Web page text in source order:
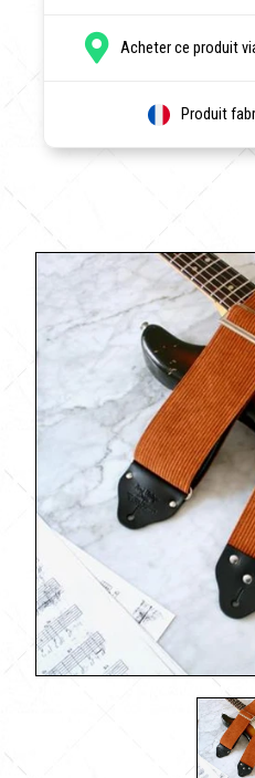
Acheter ce produit
Produit